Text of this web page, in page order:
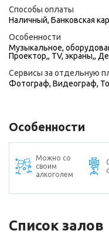
Способы оплаты
Наличный, Банковская
Особенности
Музыкальное,
Проектор,, TV, экраны,,
Сервисы за отдельную
Фотограф, Видеограф,
Особенности
Можно со
своим
алкоголем
Список залов